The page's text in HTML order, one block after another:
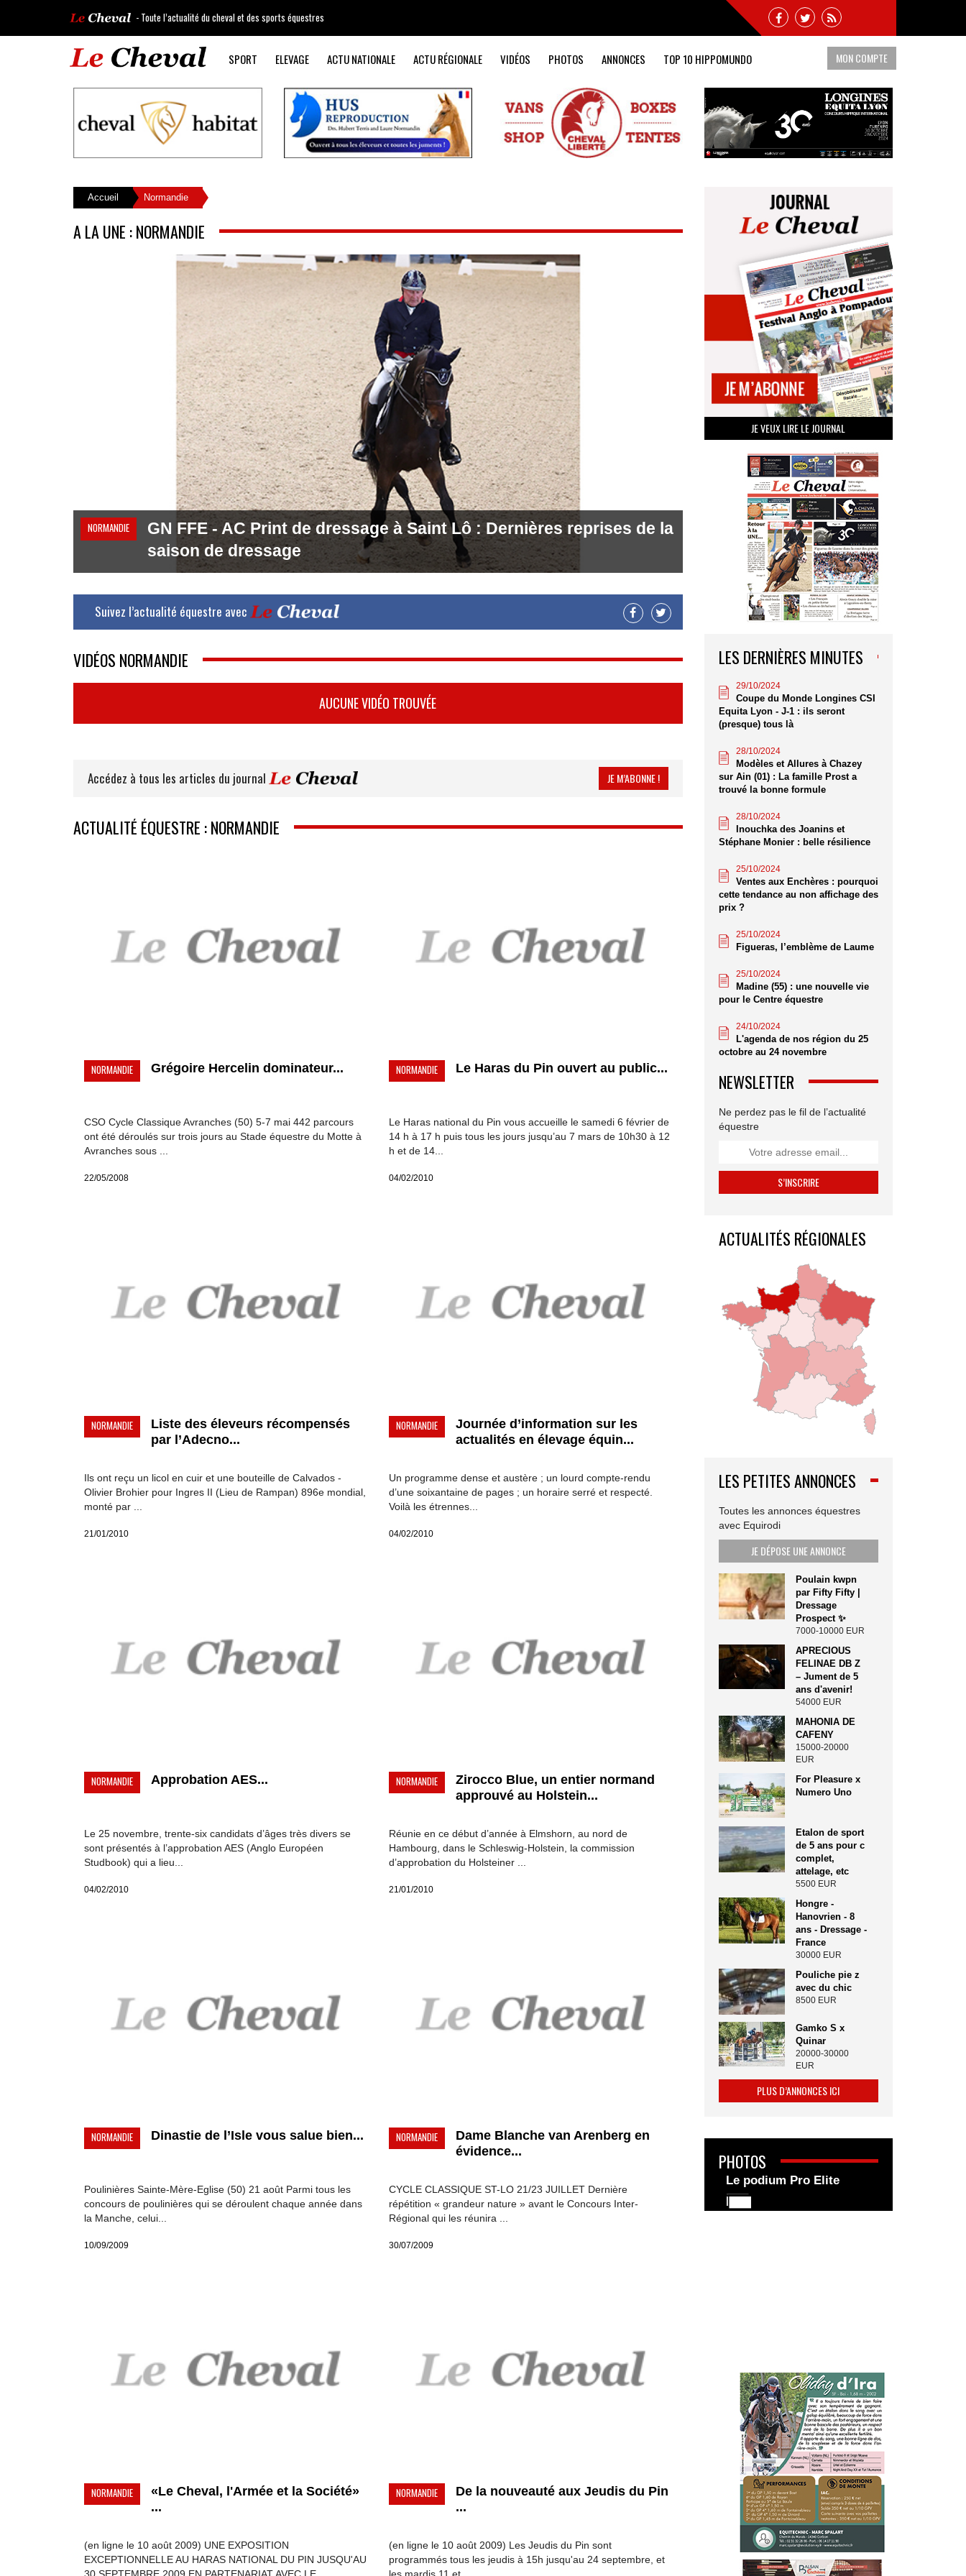
- Toute l’actualité du cheval et des sports équestres
SPORT ELEVAGE ACTU NATIONALE ACTU RÉGIONALE VIDÉOS PHOTOS ANNONCES TOP 10 HIPPOMUNDO MON COMPTE
Accueil Normandie
A LA UNE : NORMANDIE
NORMANDIE
GN FFE - AC Print de dressage à Saint Lô : Dernières reprises de la
saison de dressage
Suivez l’actualité équestre avec
VIDÉOS NORMANDIE
AUCUNE VIDÉO TROUVÉE
Accédez à tous les articles du journal JE M’ABONNE !
ACTUALITÉ ÉQUESTRE : NORMANDIE
NORMANDIE Grégoire Hercelin dominateur...
CSO Cycle Classique Avranches (50) 5-7 mai 442 parcours
ont été déroulés sur trois jours au Stade équestre du Motte à
Avranches sous ...
22/05/2008
NORMANDIE Le Haras du Pin ouvert au public...
Le Haras national du Pin vous accueille le samedi 6 février de
14 h à 17 h puis tous les jours jusqu’au 7 mars de 10h30 à 12
h et de 14...
04/02/2010
NORMANDIE
Liste des éleveurs récompensés
par l’Adecno...
Ils ont reçu un licol en cuir et une bouteille de Calvados -
Olivier Brohier pour Ingres II (Lieu de Rampan) 896e mondial,
monté par ...
21/01/2010
NORMANDIE
Journée d’information sur les
actualités en élevage équin...
Un programme dense et austère ; un lourd compte-rendu
d’une soixantaine de pages ; un horaire serré et respecté.
Voilà les étrennes...
04/02/2010
NORMANDIE Approbation AES...
Le 25 novembre, trente-six candidats d’âges très divers se
sont présentés à l’approbation AES (Anglo Européen
Studbook) qui a lieu...
04/02/2010
NORMANDIE
Zirocco Blue, un entier normand
approuvé au Holstein...
Réunie en ce début d’année à Elmshorn, au nord de
Hambourg, dans le Schleswig-Holstein, la commission
d’approbation du Holsteiner ...
21/01/2010
NORMANDIE Dinastie de l’Isle vous salue bien...
Poulinières Sainte-Mère-Eglise (50) 21 août Parmi tous les
concours de poulinières qui se déroulent chaque année dans
la Manche, celui...
10/09/2009
NORMANDIE
Dame Blanche van Arenberg en
évidence...
CYCLE CLASSIQUE ST-LO 21/23 JUILLET Dernière
répétition « grandeur nature » avant le Concours Inter-
Régional qui les réunira ...
30/07/2009
NORMANDIE
«Le Cheval, l'Armée et la Société»
...
(en ligne le 10 août 2009) UNE EXPOSITION
EXCEPTIONNELLE AU HARAS NATIONAL DU PIN JUSQU'AU
NORMANDIE
De la nouveauté aux Jeudis du Pin
...
(en ligne le 10 août 2009) Les Jeudis du Pin sont
programmés tous les jeudis à 15h jusqu'au 24 septembre, et
JE VEUX LIRE LE JOURNAL
LES DERNIÈRES MINUTES
29/10/2024
Coupe du Monde Longines CSI
Equita Lyon - J-1 : ils seront
(presque) tous là
28/10/2024
Modèles et Allures à Chazey
sur Ain (01) : La famille Prost a
trouvé la bonne formule
28/10/2024
Inouchka des Joanins et
Stéphane Monier : belle résilience
25/10/2024
Ventes aux Enchères : pourquoi
cette tendance au non affichage des
prix ?
25/10/2024
Figueras, l’emblème de Laume
25/10/2024
Madine (55) : une nouvelle vie
pour le Centre équestre
24/10/2024
L'agenda de nos région du 25
octobre au 24 novembre
NEWSLETTER
Ne perdez pas le fil de l’actualité
équestre
ACTUALITÉS RÉGIONALES
LES PETITES ANNONCES
Toutes les annonces équestres
avec Equirodi
JE DÉPOSE UNE ANNONCE
Poulain kwpn
par Fifty Fifty |
Dressage
Prospect ✨️
7000-10000 EUR
APRECIOUS
FELINAE DB Z
– Jument de 5
ans d'avenir!
54000 EUR
MAHONIA DE
CAFENY
15000-20000
EUR
For Pleasure x
Numero Uno
Etalon de sport
de 5 ans pour c
complet,
attelage, etc
5500 EUR
Hongre -
Hanovrien - 8
ans - Dressage -
France
30000 EUR
Pouliche pie z
avec du chic
8500 EUR
Gamko S x
Quinar
20000-30000
EUR
PLUS D’ANNONCES ICI
PHOTOS
Le podium Pro Elite